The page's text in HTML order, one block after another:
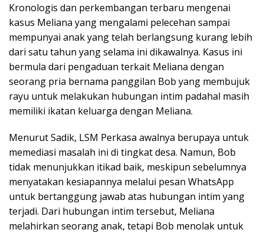
Kronologis dan perkembangan terbaru mengenai
kasus Meliana yang mengalami pelecehan sampai
mempunyai anak yang telah berlangsung kurang lebih
dari satu tahun yang selama ini dikawalnya. Kasus ini
bermula dari pengaduan terkait Meliana dengan
seorang pria bernama panggilan Bob yang membujuk
rayu untuk melakukan hubungan intim padahal masih
memiliki ikatan keluarga dengan Meliana.
Menurut Sadik, LSM Perkasa awalnya berupaya untuk
memediasi masalah ini di tingkat desa. Namun, Bob
tidak menunjukkan itikad baik, meskipun sebelumnya
menyatakan kesiapannya melalui pesan WhatsApp
untuk bertanggung jawab atas hubungan intim yang
terjadi. Dari hubungan intim tersebut, Meliana
melahirkan seorang anak, tetapi Bob menolak untuk